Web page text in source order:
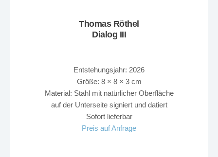
Thomas Röthel
Dialog III
Entstehungsjahr: 2026
Größe: 8 × 8 × 3 cm
Material: Stahl mit natürlicher Oberfläche
auf der Unterseite signiert und datiert
Sofort lieferbar
Preis auf Anfrage